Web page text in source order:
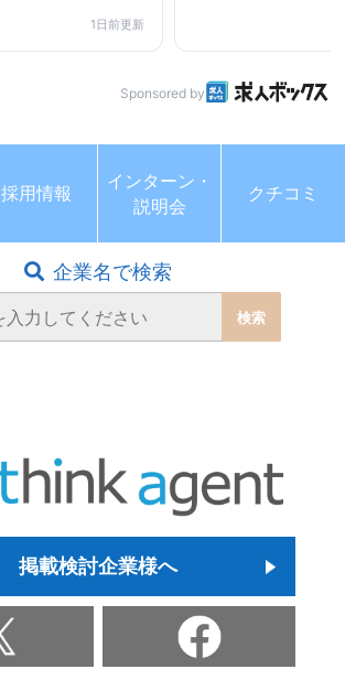
1日前更新
Sponsored by
採用情報
インターン・
説明会
クチコミ
企業名で検索
掲載検討企業様へ